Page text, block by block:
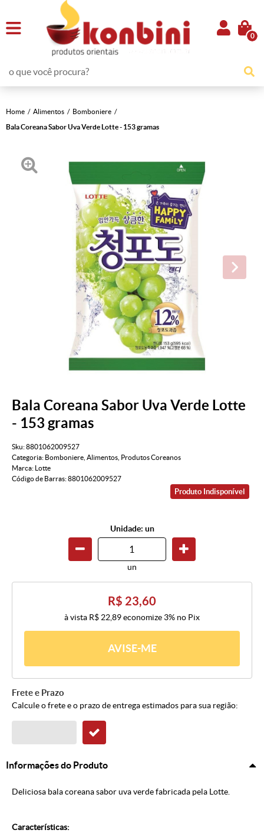
0
Home Alimentos
Bomboniere
Bala Coreana Sabor Uva Verde Lotte - 153 gramas
Bala Coreana Sabor Uva Verde Lotte
- 153 gramas
Sku:8801062009527
Categoria: Bomboniere Alimentos Produtos Coreanos
Marca:
Lotte
Código de Barras:8801062009527
Produto Indisponível
Unidade: un
un
R$ 23,60
à vista R$ 22,89economize 3% no Pix
AVISE-ME
Frete e Prazo
Calcule o frete e o prazo de entrega estimados para sua região:
Informações do Produto
Deliciosa bala coreana sabor uva verde fabricada pela Lotte.
Características: